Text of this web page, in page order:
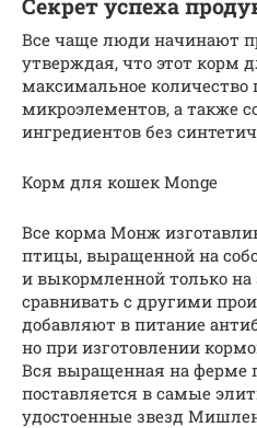
Секрет успеха
Все чаще люди начинают
утверждая, что этот корм
максимальное
микроэлементов, а также
ингредиентов без
Корм для кошек Monge
Все корма Монж
птицы, выращенной на
и выкормленной только на
сравнивать с другими
добавляют в питание
но при изготовлении
Вся выращенная на ферме
поставляется в самые
удостоенные звезд